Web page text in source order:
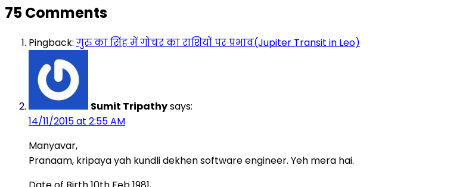
75 Comments
Pingback: गुरु का सिंह में गोचर का राशियों पर प्रभाव(Jupiter Transit in Leo)
Sumit Tripathysays:
14/11/2015 at 2:55 AM
Manyavar,
Pranaam, kripaya yah kundli dekhen software engineer. Yeh mera hai.